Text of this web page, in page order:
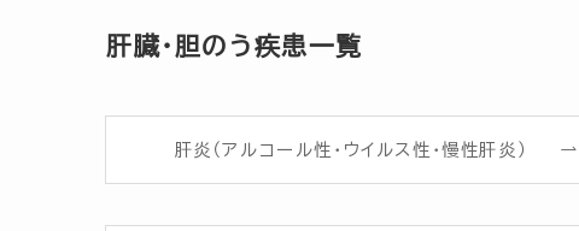
肝臓・胆のう疾患一覧
肝炎（アルコール性・ウイルス性・慢性肝炎）